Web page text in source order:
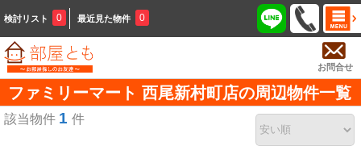
検討リスト 0 最近見た物件 0
お問合せ
ファミリーマート 西尾新村町店の周辺物件一覧
該当物件 1 件